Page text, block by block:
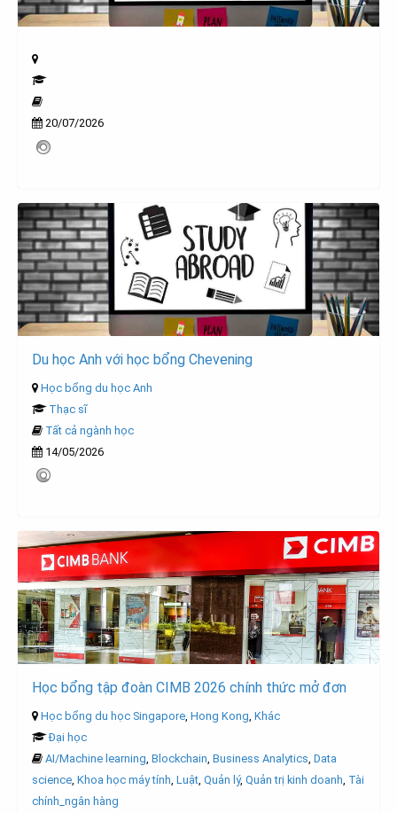
20/07/2026
Du học Anh với học bổng Chevening
Học bổng du học Anh
Thạc sĩ
Tất cả ngành học
14/05/2026
Học bổng tập đoàn CIMB 2026 chính thức mở đơn
Học bổng du học Singapore, Hong Kong, Khác
Đại học
AI/Machine learning, Blockchain, Business Analytics, Data
science, Khoa học máy tính, Luật, Quản lý, Quản trị kinh doanh, Tài
chính_ngân hàng